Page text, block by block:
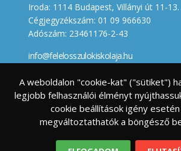
Iroda: 1114 Budapest, Villányi út 11-13.
Cégjegyzékszám: 01 09 966630
Adószám: 23461176-2-43
info@felelosszulokiskolaja.hu
A weboldalon "cookie-kat" ("sütiket")
legjobb felhasználói élményt
cookie beállítások igény
megváltoztathatók a böngésző